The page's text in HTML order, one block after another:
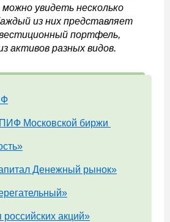
увидеть несколько
из них представляет
портфель,
активов разных видов.
Московской биржи
Денежный рынок»
акций»